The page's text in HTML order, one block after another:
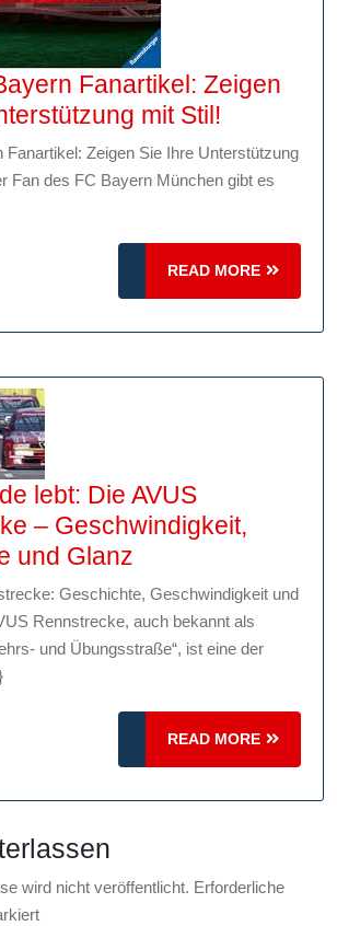
Fanartikel: Zeigen
mit Stil!
FC
Bayern
Zeigen
Sie
Ihre
Fanartikel: Zeigen Sie Ihre Unterstützung
Fan des FC Bayern München gibt es
READ MORE
READ
MORE
lebt: Die AVUS
– Geschwindigkeit,
und Glanz
Legende
lebt:
Die
Rennstrecke
Geschwindigkeit,
Geschichte
Geschichte, Geschwindigkeit und
Rennstrecke, auch bekannt als
und Übungsstraße“, ist eine der
READ MORE
READ
MORE
wird nicht veröffentlicht. Erforderliche